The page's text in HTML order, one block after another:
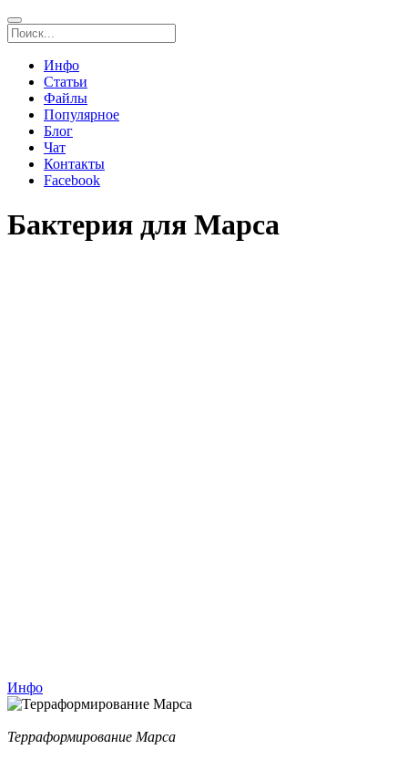
Инфо
Статьи
Файлы
Популярное
Блог
Чат
Контакты
Facebook
Бактерия для Марса
Инфо
Терраформирование Марса